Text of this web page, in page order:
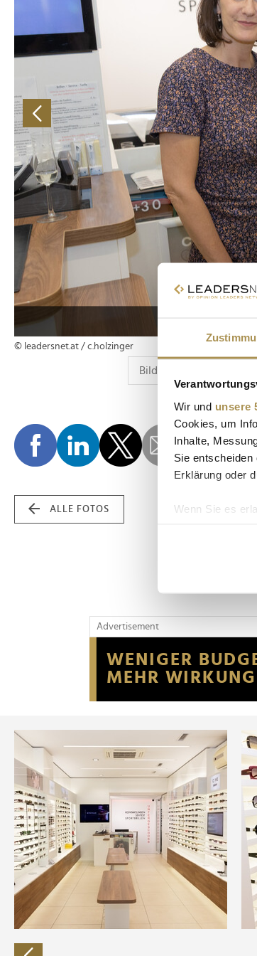
Wir und unsere
Cookies, um
Inhalte,
Sie
Erklärung oder
Wenn Sie es
Erfahren Sie
Wir verwenden
Website an
möglicherweise
der Dienste
© leadersnet.at / c.holzinger
ALLE FOTOS
Advertisement